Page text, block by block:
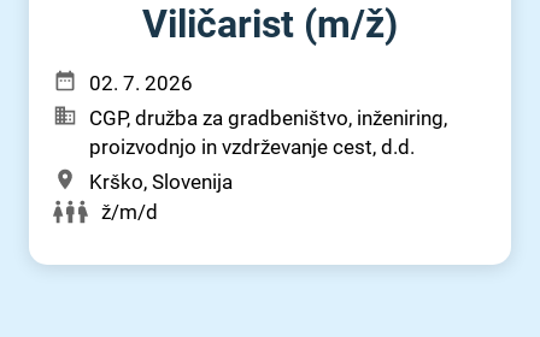
Viličarist (m⁠/⁠ž)
02. 7. 2026
CGP, družba za gradbeništvo, inženiring,
proizvodnjo in vzdrževanje cest, d.d.
Krško, Slovenija
ž/m/d